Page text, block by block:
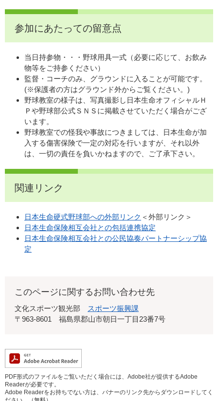
参加にあたっての留意点
当日持参物・・・野球用具一式（必要に応じて、お飲み
物等をご持参ください）
監督・コーチのみ、グラウンドに入ることが可能です。
(※保護者の方はグラウンド外からご覧ください。)
野球教室の様子は、写真撮影し日本生命オフィシャルＨ
Ｐや野球部公式ＳＮＳに掲載させていただく場合がござ
います。
野球教室での怪我や事故につきましては、日本生命が加
入する傷害保険で一定の対応を行いますが、それ以外
は、一切の責任を負いかねますので、ご了承下さい。
関連リンク
日本生命硬式野球部への外部リンク ＜外部リンク＞
日本生命保険相互会社との包括連携協定
日本生命保険相互会社との公民協奏パートナーシップ協
定
このページに関するお問い合わせ先
文化スポーツ観光部
スポーツ振興課
〒963-8601
福島県郡山市朝日一丁目23番7号
PDF形式のファイルをご覧いただく場合には、Adobe社が提供するAdobe
Readerが必要です。
Adobe Readerをお持ちでない方は、バナーのリンク先からダウンロードしてく